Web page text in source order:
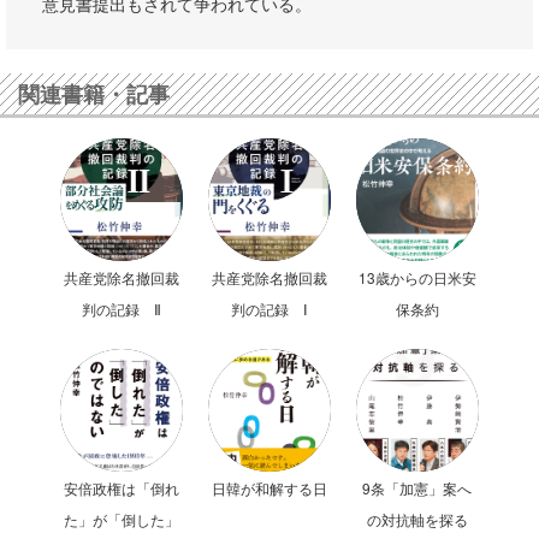
関連書籍・記事
共産党除名撤回裁
判の記録 Ⅱ
共産党除名撤回裁
判の記録 Ⅰ
13歳からの日米安
保条約
安倍政権は「倒れ
た」が「倒した」
日韓が和解する日
9条「加憲」案へ
の対抗軸を探る